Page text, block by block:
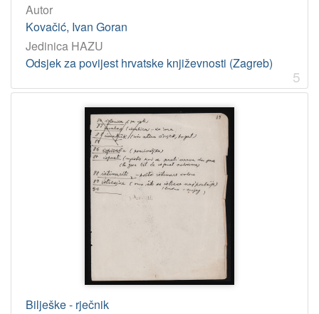
Autor
Kovačić, Ivan Goran
Jedinica HAZU
Odsjek za povijest hrvatske književnosti (Zagreb)
5
Bilješke - rječnik